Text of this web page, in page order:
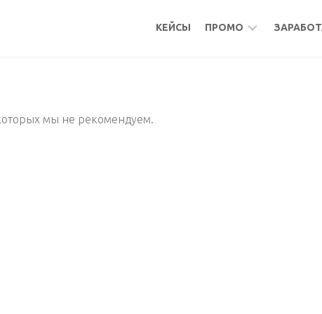
КЕЙСЫ ПРОМО
мы не рекомендуем.